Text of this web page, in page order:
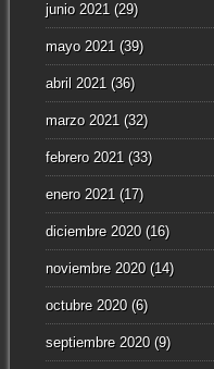
junio 2021 (29)
mayo 2021 (39)
abril 2021 (36)
marzo 2021 (32)
febrero 2021 (33)
enero 2021 (17)
diciembre 2020(16)
noviembre 2020(14)
octubre 2020(6)
septiembre 2020(9)